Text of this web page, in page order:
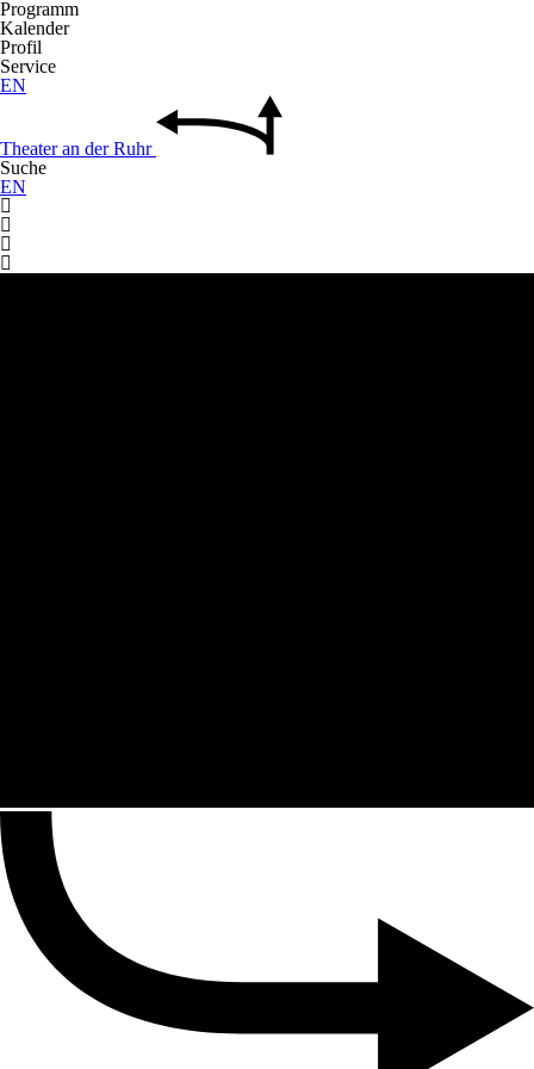
Programm
Kalender
Profil
Service
EN
Theateran derRuhr
Suche
EN



